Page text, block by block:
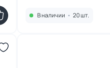
В наличии • 20 шт.